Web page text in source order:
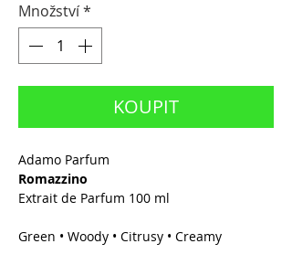
Množství*
KOUPIT
Adamo Parfum
Romazzino
Extrait de Parfum 100 ml
Green • Woody • Citrusy • Creamy